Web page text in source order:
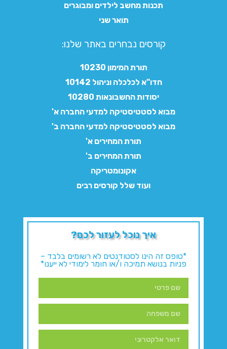
תכנות מחשב לילדים ומבוגרים
תואר שני
קורסים נבחרים באתר שלנו:​
תורת המימון 10230
חדו"א לכלכלה וניהול 10142
יסודות החשבונאות 10280
מבוא לסטטיסטיקה למדעי החברה א'
מבוא לסטטיסטיקה למדעי החברה ב'
תורת המחירים א'
תורת המחירים ב'
אקונומטריקה
ועוד שלל קורסים רבים
איך נוכל לעזור לכם?
*טופס זה הינו לסטודנטים לא רשומים בלבד –
פניות בנושא תמיכה ו/או חומר לימודי לא ייענו*